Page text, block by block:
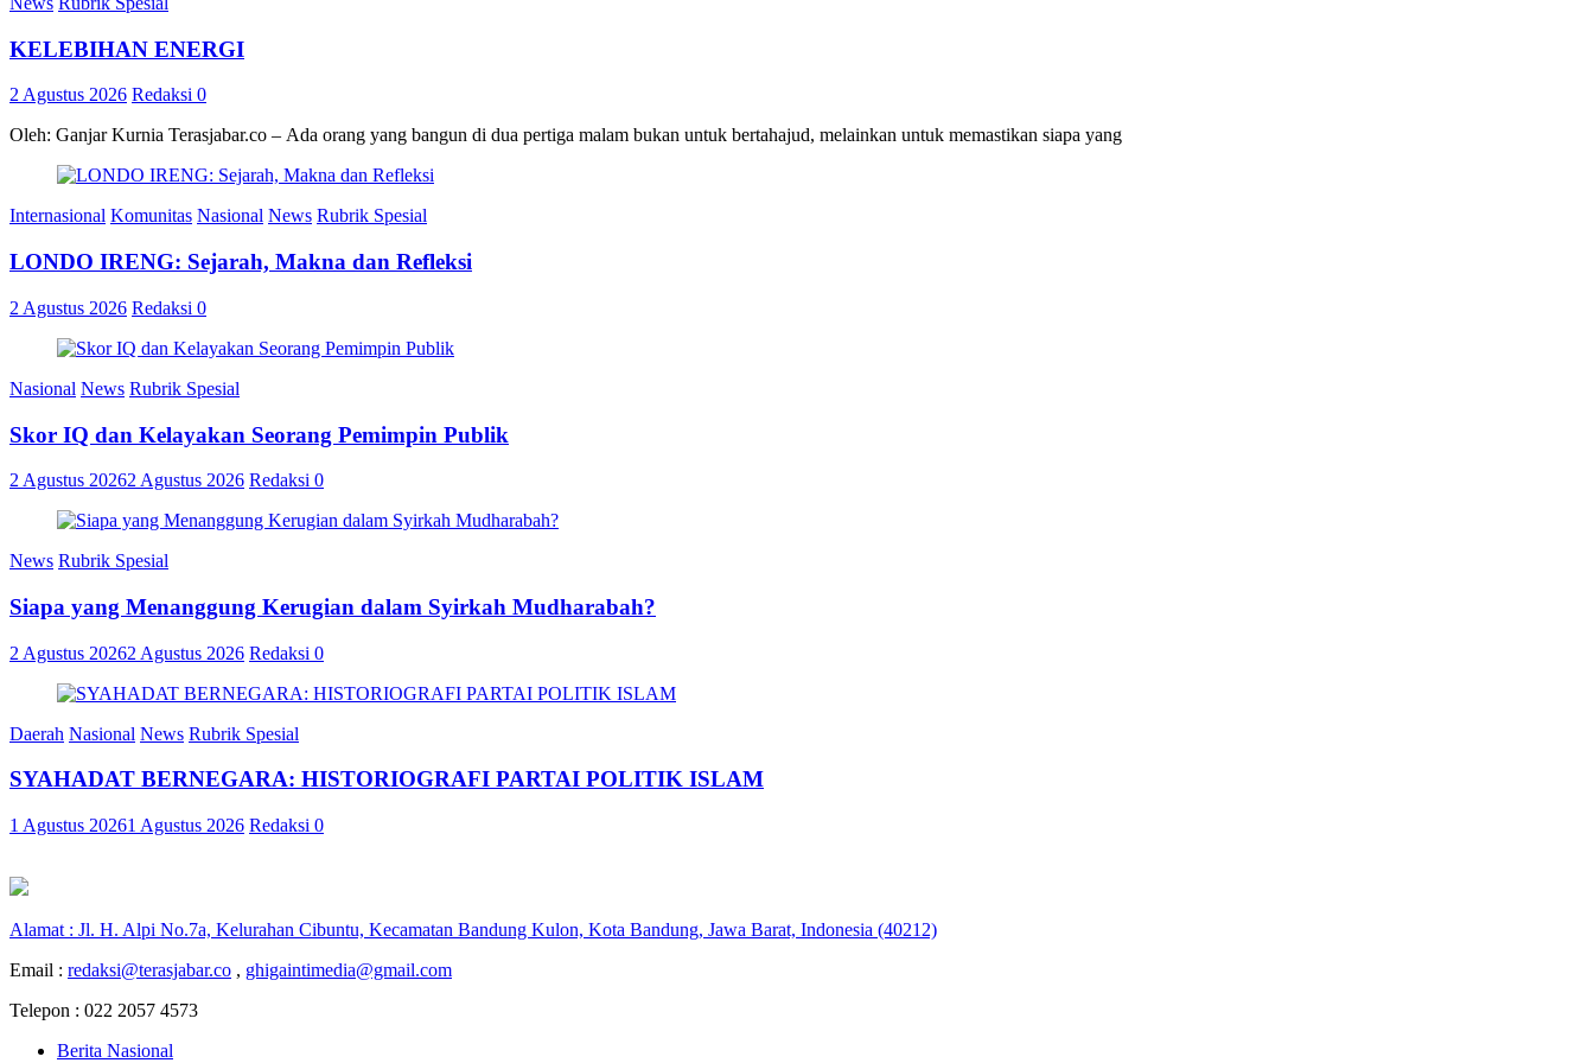
KELEBIHAN ENERGI
2 Agustus 2026 Redaksi 0
Oleh: Ganjar Kurnia Terasjabar.co – Ada orang yang bangun di dua pertiga malam bukan untuk bertahajud, melainkan untuk memastikan siapa yang
Internasional Komunitas Nasional News Rubrik Spesial
LONDO IRENG: Sejarah, Makna dan Refleksi
2 Agustus 2026 Redaksi 0
Nasional News Rubrik Spesial
Skor IQ dan Kelayakan Seorang Pemimpin Publik
2 Agustus 20262 Agustus 2026 Redaksi 0
News Rubrik Spesial
Siapa yang Menanggung Kerugian dalam Syirkah Mudharabah?
2 Agustus 20262 Agustus 2026 Redaksi 0
Daerah Nasional News Rubrik Spesial
SYAHADAT BERNEGARA: HISTORIOGRAFI PARTAI POLITIK ISLAM
1 Agustus 20261 Agustus 2026 Redaksi 0
Alamat : Jl. H. Alpi No.7a, Kelurahan Cibuntu, Kecamatan Bandung Kulon, Kota Bandung, Jawa Barat, Indonesia (40212)
Email : redaksi@terasjabar.co , ghigaintimedia@gmail.com
Telepon : 022 2057 4573
Berita Nasional